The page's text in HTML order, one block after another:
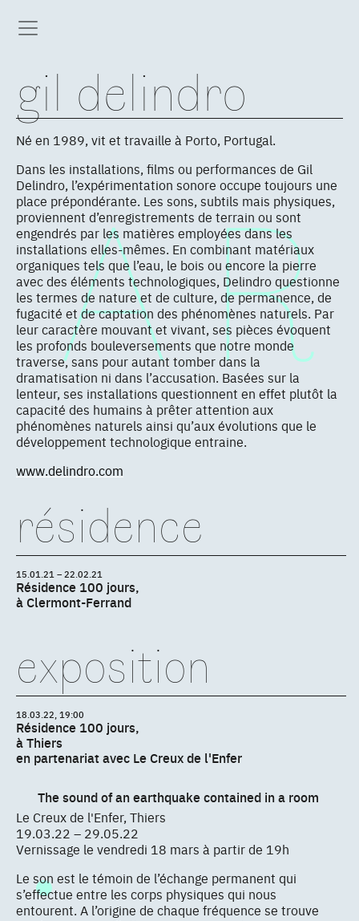
gil delindro
Né en 1989, vit et travaille à Porto, Portugal.
Dans les installations, films ou performances de Gil
Delindro, l’expérimentation sonore occupe toujours une
place prépondérante. Les sons, subtils mais physiques,
proviennent d’enregistrements de terrain ou sont
engendrés par les matières employées dans les
installations elles-mêmes. En combinant matériaux
organiques tels que l’eau, le bois ou encore la pierre
avec des éléments technologiques, Delindro questionne
les termes de nature et de culture, de permanence, de
fugacité et de captation des phénomènes naturels. Par
leur caractère mouvant et vivant, ses pièces évoquent
les profonds bouleversements que notre monde
traverse, sans pour autant tomber dans la
dramatisation ni dans l’accusation. Basées sur la
lenteur, ses installations questionnent en effet plutôt la
capacité des humains à prêter attention aux
phénomènes naturels ainsi qu’aux évolutions que le
développement technologique entraine.
www.delindro.com
résidence
15.01.21 – 22.02.21
Résidence 100 jours,
à Clermont-Ferrand
exposition
18.03.22, 19:00
Résidence 100 jours,
à Thiers
en partenariat avec Le Creux de l'Enfer
The sound of an earthquake contained in a room
Le Creux de l'Enfer, Thiers
19.03.22 – 29.05.22
Vernissage le vendredi 18 mars à partir de 19h
Le son est le témoin de l’échange permanent qui
s’effectue entre les corps physiques qui nous
entourent. A l’origine de chaque fréquence se trouve